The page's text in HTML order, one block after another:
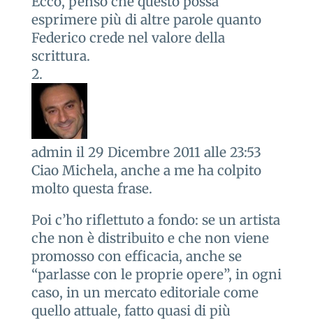
esprimere più di altre parole quanto
Federico crede nel valore della
scrittura.
admin il 29 Dicembre 2011 alle 23:53
Ciao Michela, anche a me ha colpito
molto questa frase.
Poi c’ho riflettuto a fondo: se un artista
che non è distribuito e che non viene
promosso con efficacia, anche se
“parlasse con le proprie opere”, in ogni
caso, in un mercato editoriale come
quello attuale, fatto quasi di più